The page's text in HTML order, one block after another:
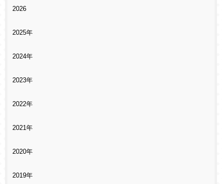
2026
2025年
2024年
2023年
2022年
2021年
2020年
2019年